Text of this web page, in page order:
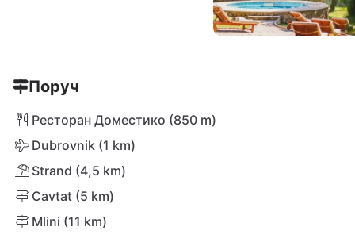
Поруч
Ресторан Доместико (850 m)
Dubrovnik (1 km)
Strand (4,5 km)
Cavtat (5 km)
Mlini (11 km)